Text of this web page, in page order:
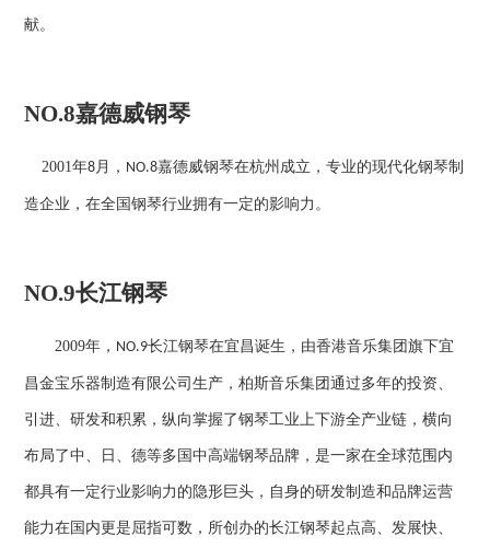
献。
NO.8嘉德威钢琴
2001年8月， NO.8嘉德威钢琴在杭州成立，专业的现代化钢琴制
造企业，在全国钢琴行业拥有一定的影响力。
NO.9长江钢琴
2009年， NO.9长江钢琴在宜昌诞生，由香港音乐集团旗下宜
昌金宝乐器制造有限公司生产，柏斯音乐集团通过多年的投资、
引进、研发和积累，纵向掌握了钢琴工业上下游全产业链，横向
布局了中、日、德等多国中高端钢琴品牌，是一家在全球范围内
都具有一定行业影响力的隐形巨头，自身的研发制造和品牌运营
能力在国内更是屈指可数，所创办的长江钢琴起点高、发展快、